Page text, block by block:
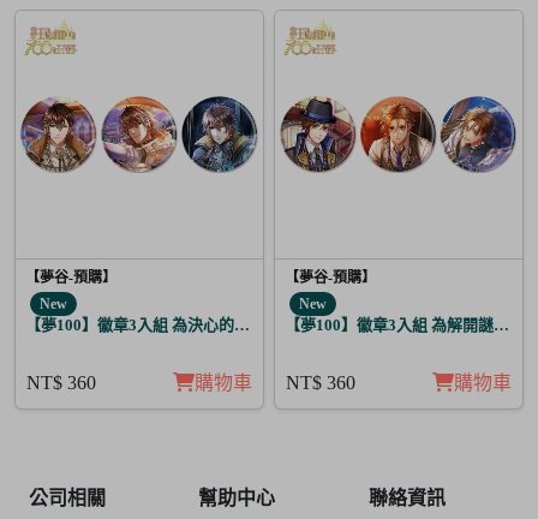
【夢谷-預購】
New
【夢100】徽章3入組 為決心的落幕獻上愛之歌 阿魯泰爾
NT$ 360 購物車
【夢谷-預購】
New
【夢100】徽章3入組 為解開謎題的
NT$ 360 購物車
公司相關 幫助中心 聯絡資訊